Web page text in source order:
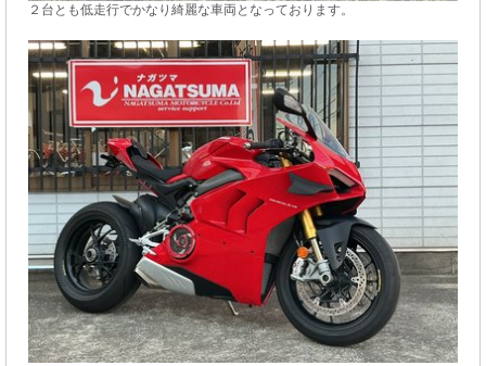
２台とも低走行でかなり綺麗な車両となっております。